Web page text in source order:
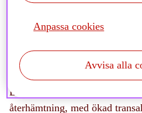
Fastighetsmarknaden i
Efter en utmanande period ser
återhämtning, med ökad
Anpassa cookies
Avvisa alla